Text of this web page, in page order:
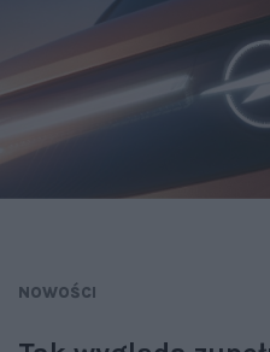
NOWOŚCI